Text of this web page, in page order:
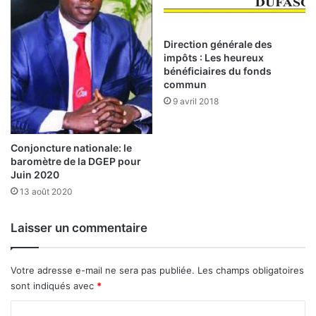
e
f
i
c
a
c
e
d
e
r
e
t
i
s
s
L
e
R
w
a
n
d
a
,
u
b
e
l
e
Conjoncture nationale: le
baromètre de la DGEP pour
Juin 2020
13 août 2020
Direction générale des
impôts : Les heureux
bénéficiaires du fonds
commun
9 avril 2018
Laisser un commentaire
Votre adresse e-mail ne sera pas publiée. Les champs obligatoires
sont indiqués avec *